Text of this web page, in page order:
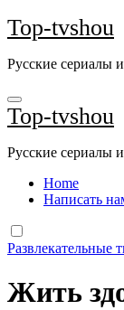
Перейти
к
Top-tvshou
Русские сериалы
Top-tvshou
Русские сериалы
Home
Написать
Развлекательные
Жить